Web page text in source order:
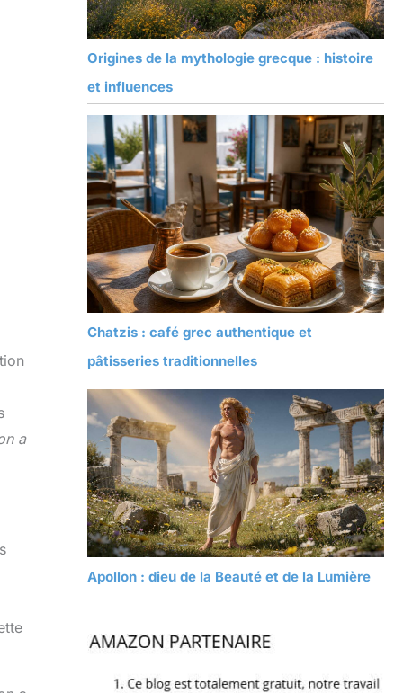
a
Origines de la mythologie grecque : histoire
et influences
Chatzis : café grec authentique et
pâtisseries traditionnelles
Apollon : dieu de la Beauté et de la Lumière